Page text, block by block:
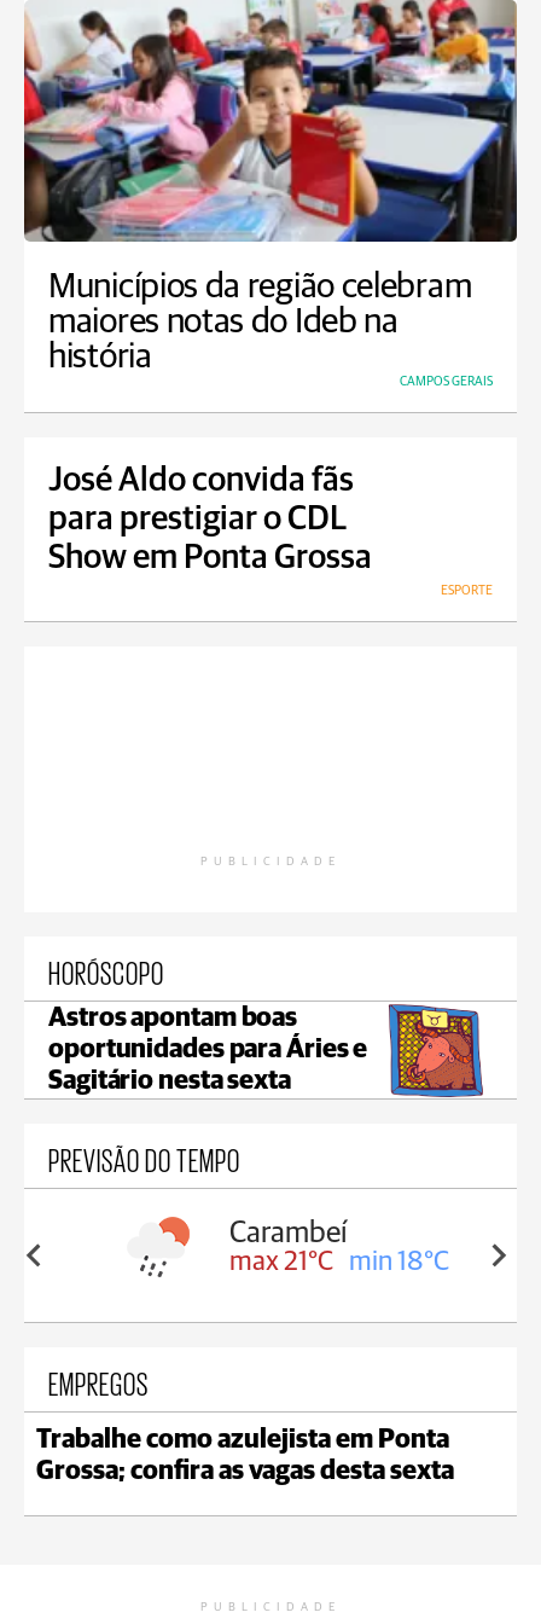
Municípios da região celebram
maiores notas do Ideb na
história
CAMPOS GERAIS
José Aldo convida fãs
para prestigiar o CDL
Show em Ponta Grossa
ESPORTE
PUBLICIDADE
HORÓSCOPO
Astros apontam boas
oportunidades para Áries e
Sagitário nesta sexta
PREVISÃO DO TEMPO
18°C
Carambeí
max 21°C min 18°C
EMPREGOS
Trabalhe como azulejista em Ponta
Grossa; confira as vagas desta sexta
PUBLICIDADE